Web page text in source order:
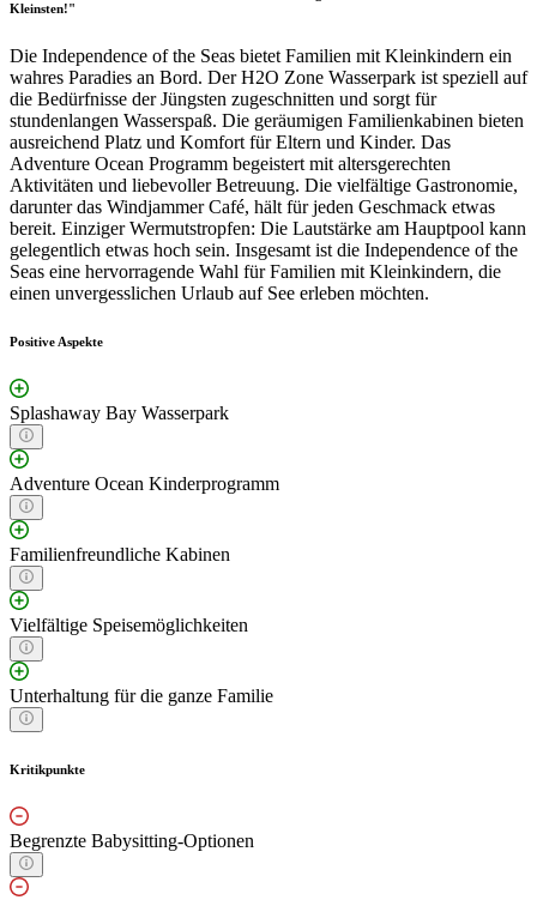
Kleinsten!"
Die Independence of the Seas bietet Familien mit Kleinkindern ein
wahres Paradies an Bord. Der H2O Zone Wasserpark ist speziell auf
die Bedürfnisse der Jüngsten zugeschnitten und sorgt für
stundenlangen Wasserspaß. Die geräumigen Familienkabinen bieten
ausreichend Platz und Komfort für Eltern und Kinder. Das
Adventure Ocean Programm begeistert mit altersgerechten
Aktivitäten und liebevoller Betreuung. Die vielfältige Gastronomie,
darunter das Windjammer Café, hält für jeden Geschmack etwas
bereit. Einziger Wermutstropfen: Die Lautstärke am Hauptpool kann
gelegentlich etwas hoch sein. Insgesamt ist die Independence of the
Seas eine hervorragende Wahl für Familien mit Kleinkindern, die
einen unvergesslichen Urlaub auf See erleben möchten.
Positive Aspekte
Splashaway Bay Wasserpark
Adventure Ocean Kinderprogramm
Familienfreundliche Kabinen
Vielfältige Speisemöglichkeiten
Unterhaltung für die ganze Familie
Kritikpunkte
Begrenzte Babysitting-Optionen